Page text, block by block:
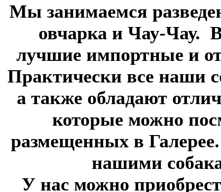
Мы занимаемся
овчарка и Чау-Чау.
лучшие импортные и
Практически все наши
а также обладают
которые можно
размещенных в
нашими
У нас можно